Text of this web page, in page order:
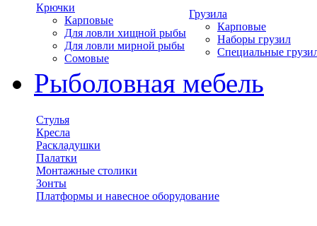
Крючки
Карповые
Для ловли хищной рыбы
Для ловли мирной рыбы
Сомовые
Грузила
Карповые
Наборы грузил
Специальные
Рыболовная мебель
Стулья
Кресла
Раскладушки
Палатки
Монтажные столики
Зонты
Платформы и навесное оборудование